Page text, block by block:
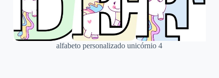
alfabeto personalizado unicórnio 4